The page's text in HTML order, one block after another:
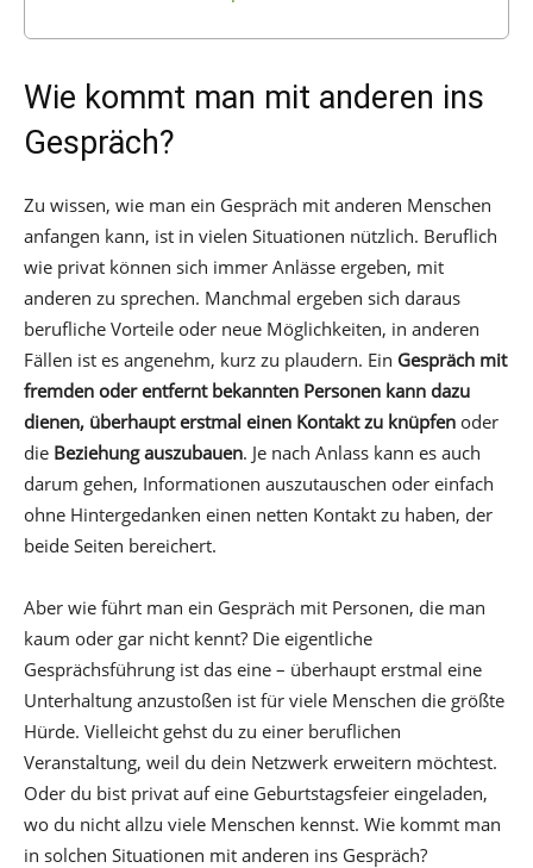
Wie kommt man mit anderen ins
Gespräch?
Zu wissen, wie man ein Gespräch mit anderen Menschen
anfangen kann, ist in vielen Situationen nützlich. Beruflich
wie privat können sich immer Anlässe ergeben, mit
anderen zu sprechen. Manchmal ergeben sich daraus
berufliche Vorteile oder neue Möglichkeiten, in anderen
Fällen ist es angenehm, kurz zu plaudern. Ein Gespräch mit
fremden oder entfernt bekannten Personen kann dazu
dienen, überhaupt erstmal einen Kontakt zu knüpfen oder
die Beziehung auszubauen. Je nach Anlass kann es auch
darum gehen, Informationen auszutauschen oder einfach
ohne Hintergedanken einen netten Kontakt zu haben, der
beide Seiten bereichert.
Aber wie führt man ein Gespräch mit Personen, die man
kaum oder gar nicht kennt? Die eigentliche
Gesprächsführung ist das eine – überhaupt erstmal eine
Unterhaltung anzustoßen ist für viele Menschen die größte
Hürde. Vielleicht gehst du zu einer beruflichen
Veranstaltung, weil du dein Netzwerk erweitern möchtest.
Oder du bist privat auf eine Geburtstagsfeier eingeladen,
wo du nicht allzu viele Menschen kennst. Wie kommt man
in solchen Situationen mit anderen ins Gespräch?